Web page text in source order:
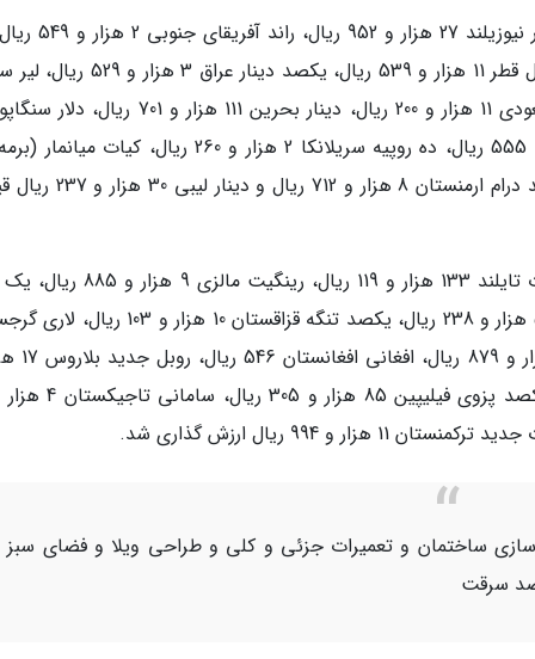
علاوه براین هر دلار کانادا 31 هزار و 405 ریال،
ترکیه 6 هزار و 46 ریال، روبل روسیه 580 ریال، ریال قطر 11 هزار و 539 ریال،
ریال، یکصد روپیه نپال 34 هزار و 896 ریال، یکصد درام
امروز هر یوان چین 5 هزار و 997 ریال، یکصد بات تایلند 133 هزار و 119 ریال،
وون کره جنوبی 35 هزار و 128 ریال، دینار اردن 59 هزار و 238 ریال، یکصد تنگه قزاقستان 10
13 هزار و 657 ریال،
ساختمان و تعمیرات جزئی و کلی و طراحی ویلا و فضای سبز
سرقت